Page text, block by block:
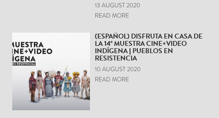
13 AUGUST 2020
READ MORE
(ESPAÑOL) DISFRUTA EN CASA DE
LA 14° MUESTRA CINE+VIDEO
INDÍGENA | PUEBLOS EN
RESISTENCIA
10 AUGUST 2020
READ MORE